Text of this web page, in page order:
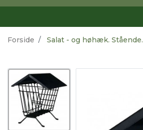
Forside Salat - og høhæk. Stående.